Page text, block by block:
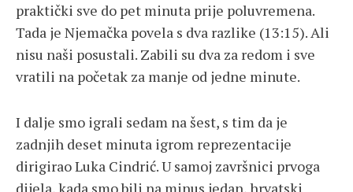
praktički sve do pet minuta prije poluvremena.
Tada je Njemačka povela s dva razlike (13:15). Ali
nisu naši posustali. Zabili su dva za redom i sve
vratili na početak za manje od jedne minute.
I dalje smo igrali sedam na šest, s tim da je
zadnjih deset minuta igrom reprezentacije
dirigirao Luka Cindrić. U samoj završnici prvoga